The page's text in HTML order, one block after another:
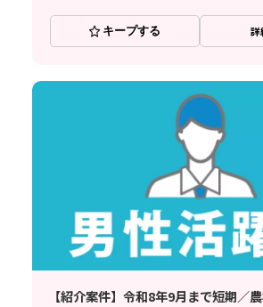
キープする 詳
【紹介案件】令和8年9月まで短期／